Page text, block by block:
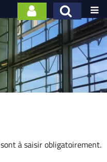

sont à saisir obligatoirement.